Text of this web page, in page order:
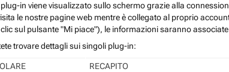
in viene visualizzato sullo schermo grazie alla
le nostre pagine web mentre è collegato al proprio
sul pulsante "Mi piace"), le informazioni saranno
trovare dettagli sui singoli plug-in:
RECAPITO